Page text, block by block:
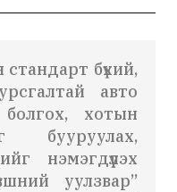
бүхий,
авто
хотын
бууруулах,
нэмэгдүүлэх
уулзвар”